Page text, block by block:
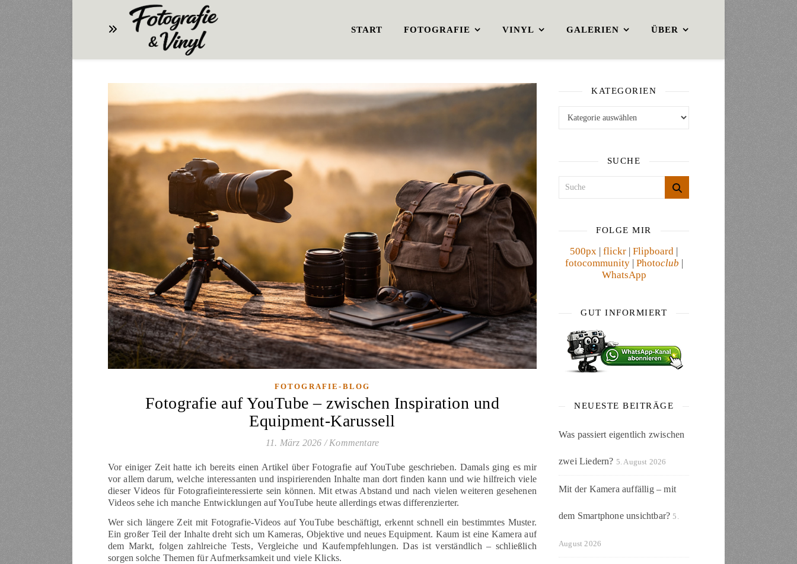
START FOTOGRAFIE VINYL GALERIEN ÜBER
FOTOGRAFIE-BLOG
Fotografie auf YouTube – zwischen Inspiration und
Equipment-Karussell
11. März 2026 / Kommentare
Vor einiger Zeit hatte ich bereits einen Artikel über Fotografie auf YouTube geschrieben. Damals ging es mir
vor allem darum, welche interessanten und inspirierenden Inhalte man dort finden kann und wie hilfreich viele
dieser Videos für Fotografieinteressierte sein können. Mit etwas Abstand und nach vielen weiteren gesehenen
Videos sehe ich manche Entwicklungen auf YouTube heute allerdings etwas differenzierter.
Wer sich längere Zeit mit Fotografie-Videos auf YouTube beschäftigt, erkennt schnell ein bestimmtes Muster.
Ein großer Teil der Inhalte dreht sich um Kameras, Objektive und neues Equipment. Kaum ist eine Kamera auf
dem Markt, folgen zahlreiche Tests, Vergleiche und Kaufempfehlungen. Das ist verständlich – schließlich
sorgen solche Themen für Aufmerksamkeit und viele Klicks.
KATEGORIEN
SUCHE
FOLGE MIR
500px | flickr | Flipboard |
fotocommunity| Photoclub |
WhatsApp
GUT INFORMIERT
NEUESTE BEITRÄGE
Was passiert eigentlich zwischen
zwei Liedern? 5. August 2026
Mit der Kamera auffällig – mit
dem Smartphone unsichtbar? 5.
August 2026